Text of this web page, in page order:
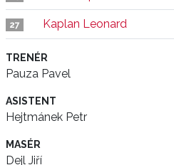
27 Kaplan Leonard
TRENÉR
Pauza Pavel
ASISTENT
Hejtmánek Petr
MASÉR
Dejl Jiří